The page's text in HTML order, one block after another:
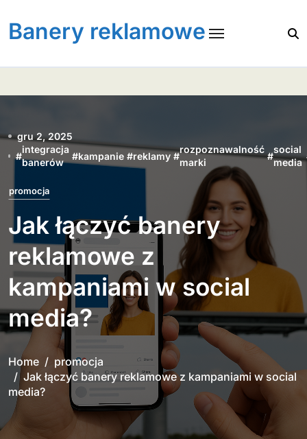
content
Banery reklamowe
gru 2, 2025
#
integracja
banerów
#kampanie #reklamy #
rozpoznawalność
marki
#
social
media
promocja
Jak łączyć banery
reklamowe z
kampaniami w social
media?
Home
promocja
Jak łączyć banery reklamowe z kampaniami w social
media?